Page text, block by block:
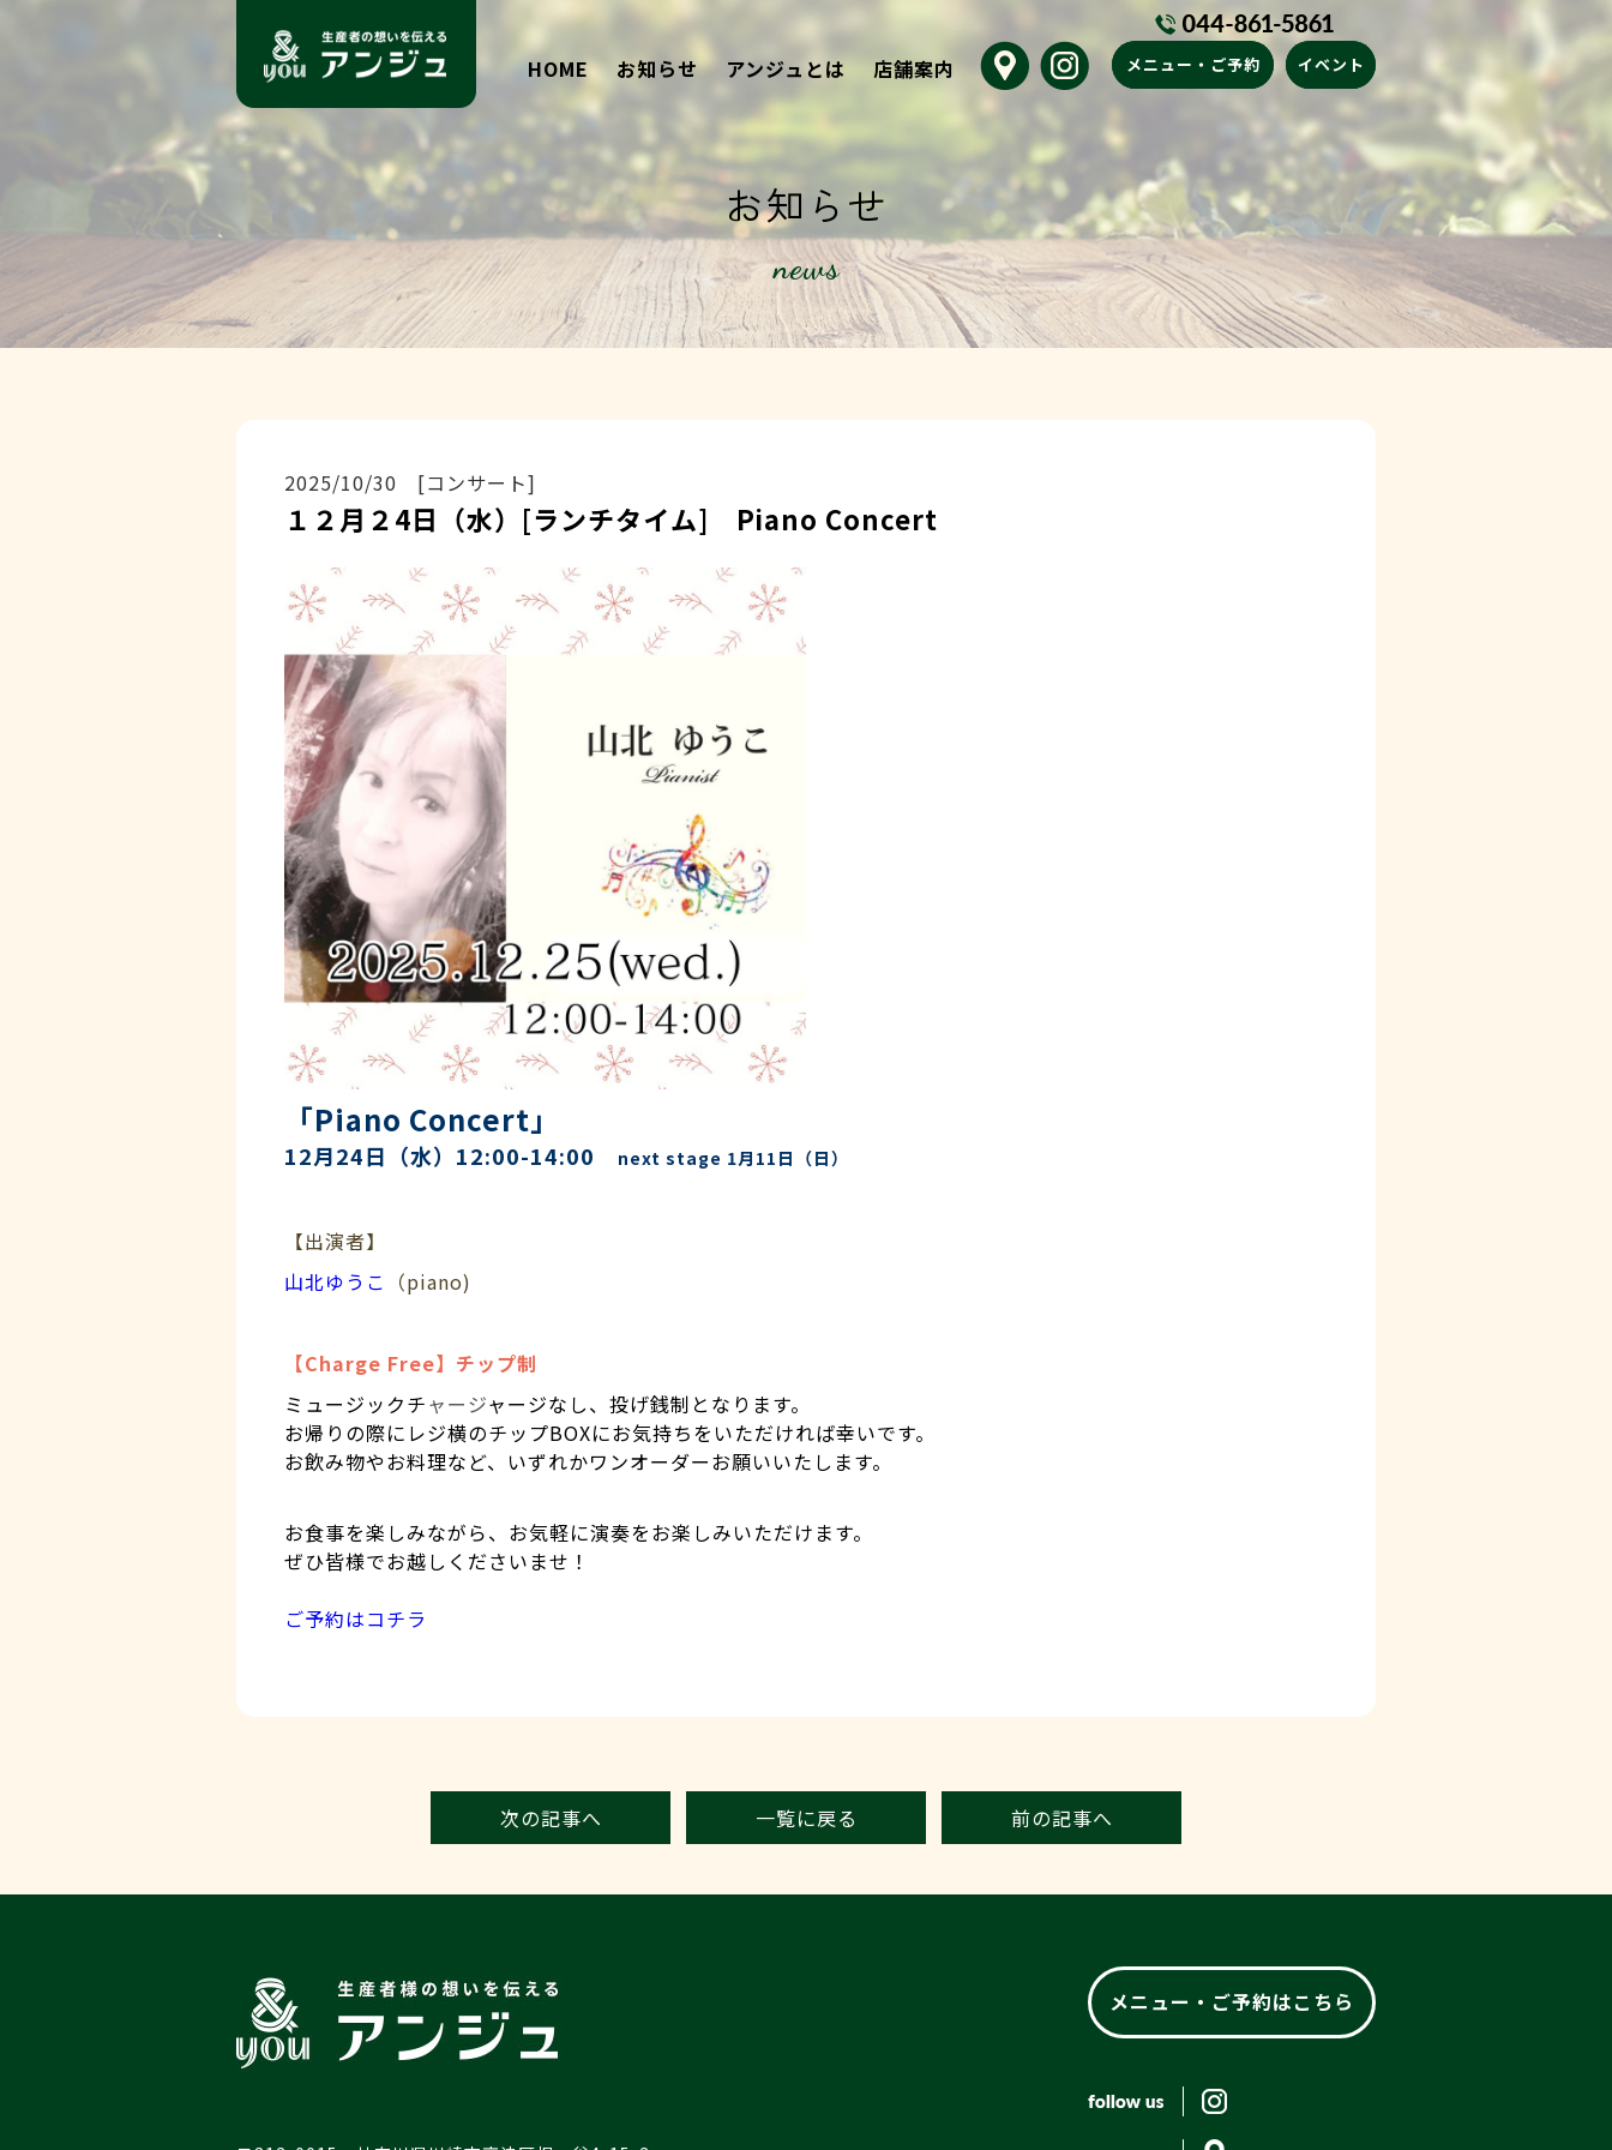
HOME お知らせ アンジュとは 店舗案内 メニュー・ご予約 イベント
お知らせ
news
2025/10/30 [コンサート]
１２月２4日（水）[ランチタイム] Piano Concert
「Piano Concert」
12月24日（水）12:00-14:00 next stage 1月11日（日）
【出演者】
山北ゆうこ （piano)
【Charge Free】チップ制
ミュージックチャージャージなし、投げ銭制となります。
お帰りの際にレジ横のチップBOXにお気持ちをいただければ幸いです。
お飲み物やお料理など、いずれかワンオーダーお願いいたします。
お食事を楽しみながら、お気軽に演奏をお楽しみいただけます。
ぜひ皆様でお越しくださいませ！
ご予約はコチラ
次の記事へ 一覧に戻る 前の記事へ
メニュー・ご予約はこちら